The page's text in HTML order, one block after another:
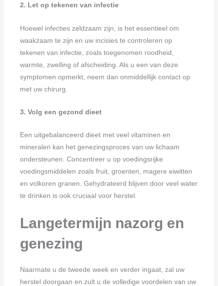
2. Let op tekenen van infectie
Hoewel infecties zeldzaam zijn, is het essentieel om
waakzaam te zijn en uw incisies te controleren op
tekenen van infectie, zoals toegenomen roodheid,
warmte, zwelling of afscheiding. Als u een van deze
symptomen opmerkt, neem dan onmiddellijk contact op
met uw chirurg.
3. Volg een gezond dieet
Een uitgebalanceerd dieet met veel vitaminen en
mineralen kan het genezingsproces van uw lichaam
ondersteunen. Concentreer u op voedingsrijke
voedingsmiddelen zoals fruit, groenten, magere eiwitten
en volkoren granen. Gehydrateerd blijven door veel water
te drinken is ook cruciaal voor herstel.
Langetermijn nazorg en
genezing
Naarmate u de tweede week en verder ingaat, zal uw
herstel doorgaan en zult u de volledige voordelen van uw